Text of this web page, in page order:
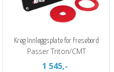
Kreg Innleggsplate for Fresebord
Passer Triton/CMT
1 545,-